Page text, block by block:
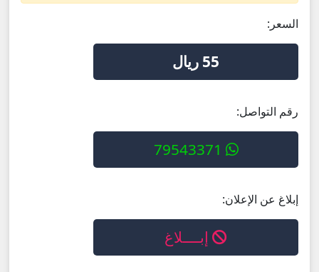
السعر:
55 ريال
رقم التواصل:
إبلاغ عن الإعلان:
إبــــلاغ